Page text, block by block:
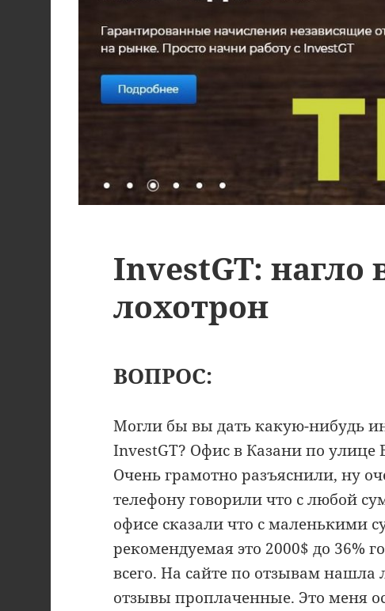
InvestGT:
лохотрон
ВОПРОС:
Могли бы вы дать какую-нибудь
InvestGT? Офис в Казани по улице
Очень грамотно разъяснили, ну
телефону говорили что с любой
офисе сказали что с маленькими
рекомендуемая это 2000$ до 36%
всего. На сайте по отзывам нашла
отзывы проплаченные. Это меня